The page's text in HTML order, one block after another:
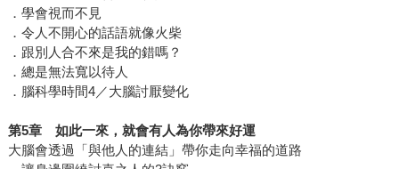
．學會視而不見
．令人不開心的話語就像火柴
．跟別人合不來是我的錯嗎？
．總是無法寬以待人
．腦科學時間4／大腦討厭變化
第5章 如此一來，就會有人為你帶來好運
大腦會透過「與他人的連結」帶你走向幸福的道路